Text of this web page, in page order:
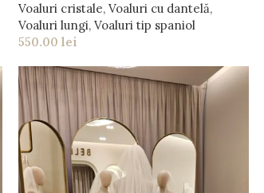
Voaluri cristale, Voaluri cu dantelă,
Voaluri lungi, Voaluri tip spaniol
550.00 lei